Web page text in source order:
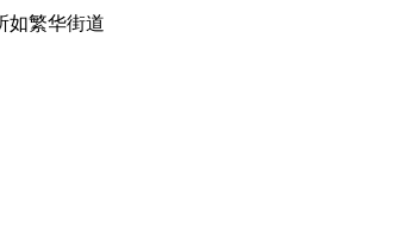
如繁华街道